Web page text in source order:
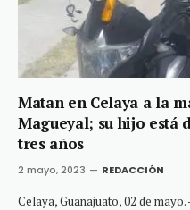
Matan en Celaya a la
Magueyal; su hijo está
tres años
2 mayo, 2023 REDACCIÓN
Celaya, Guanajuato, 02 de